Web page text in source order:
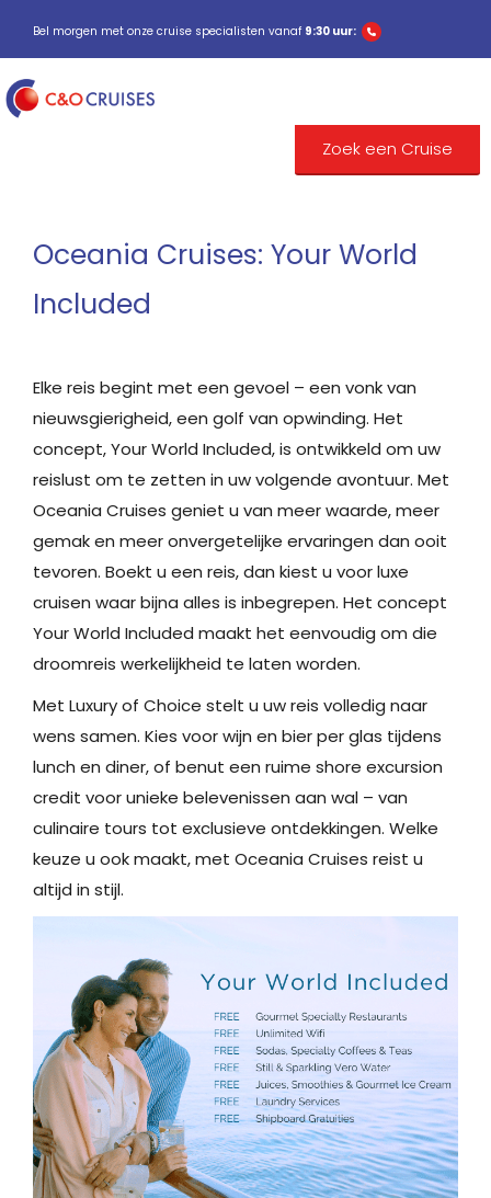
Bel morgen met onze cruise specialisten vanaf 9:30 uur:
Zoek een Cruise
Oceania Cruises: Your World
Included
Elke reis begint met een gevoel – een vonk van
nieuwsgierigheid, een golf van opwinding. Het
concept, Your World Included, is ontwikkeld om uw
reislust om te zetten in uw volgende avontuur. Met
Oceania Cruises geniet u van meer waarde, meer
gemak en meer onvergetelijke ervaringen dan ooit
tevoren. Boekt u een reis, dan kiest u voor luxe
cruisen waar bijna alles is inbegrepen. Het concept
Your World Included maakt het eenvoudig om die
droomreis werkelijkheid te laten worden.
Met Luxury of Choice stelt u uw reis volledig naar
wens samen. Kies voor wijn en bier per glas tijdens
lunch en diner, of benut een ruime shore excursion
credit voor unieke belevenissen aan wal – van
culinaire tours tot exclusieve ontdekkingen. Welke
keuze u ook maakt, met Oceania Cruises reist u
altijd in stijl.